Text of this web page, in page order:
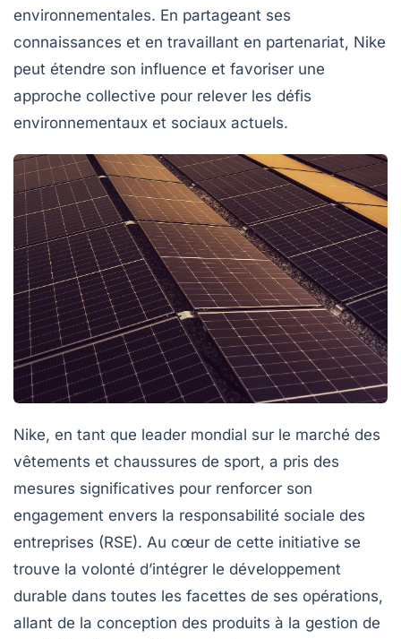
environnementales. En partageant ses
connaissances et en travaillant en partenariat, Nike
peut étendre son influence et favoriser une
approche collective pour relever les défis
environnementaux et sociaux actuels.
Nike, en tant que leader mondial sur le marché des
vêtements et chaussures de sport, a pris des
mesures significatives pour renforcer son
engagement envers la responsabilité sociale des
entreprises (RSE). Au cœur de cette initiative se
trouve la volonté d’intégrer le développement
durable dans toutes les facettes de ses opérations,
allant de la conception des produits à la gestion de